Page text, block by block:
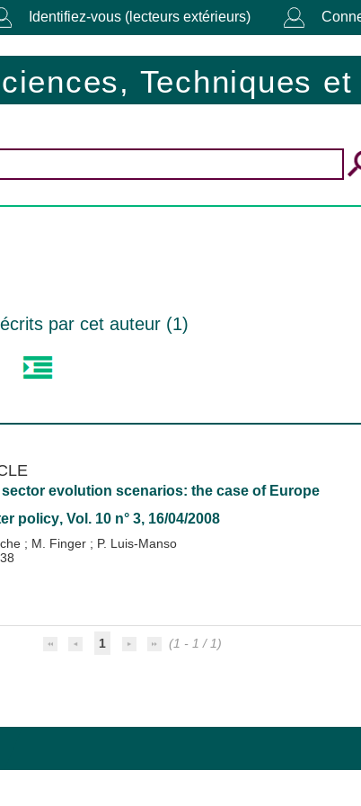
Identifiez-vous (lecteurs extérieurs)
Techniques
par cet auteur (1)
sector evolution scenarios: the case of Europe
policy, Vol. 10 n° 3, 16/04/2008
; M. Finger ; P. Luis-Manso
1 (1 - 1 / 1)